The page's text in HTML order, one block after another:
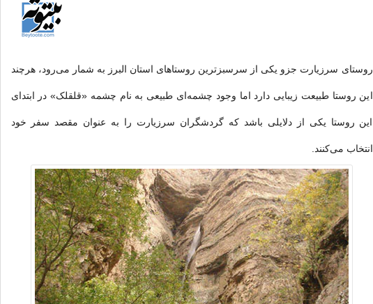
روستای سرزیارت جزو یکی از سرسبز‌ترین روستاهای استان البرز به شمار می‌رود، هرچند
این روستا طبیعت زیبایی دارد اما وجود چشمه‌ای طبیعی به نام چشمه «قلقلک» در ابتدای
این روستا یکی از دلایلی باشد که گردشگران سرزیارت را به عنوان مقصد سفر خود
انتخاب می‌کنند.